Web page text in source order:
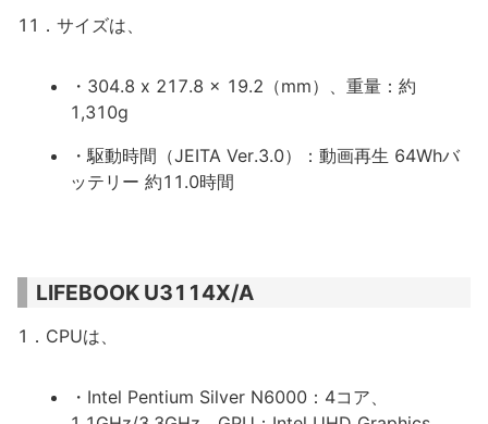
11．サイズは、
・304.8 x 217.8 x 19.2（mm）、重量：約
1,310g
・駆動時間（JEITA Ver.3.0）：動画再生 64Whバ
ッテリー 約11.0時間
LIFEBOOK U3114X/A
1．CPUは、
・Intel Pentium Silver N6000：4コア、